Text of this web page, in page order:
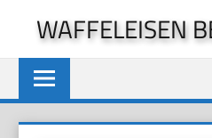
springen
WAFFELEISEN